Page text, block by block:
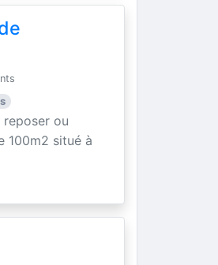
ou
100m2 situé à